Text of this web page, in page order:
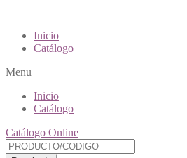
Inicio
Catálogo
Menu
Inicio
Catálogo
Catálogo Online